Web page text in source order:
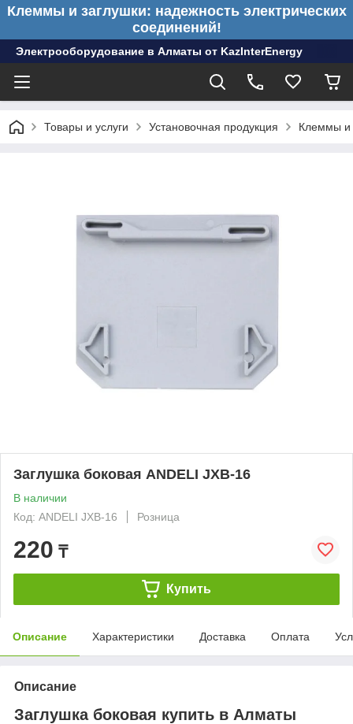
Клеммы и заглушки: надежность электрических
соединений!
Электрооборудование в Алматы от KazInterEnergy
Товары и услуги Установочная продукция Клеммы и
Заглушка боковая ANDELI JXB-16
В наличии
Код: ANDELI JXB-16
Розница
220 ₸
Купить
Описание Характеристики Доставка Оплата
Описание
Заглушка боковая купить в Алматы